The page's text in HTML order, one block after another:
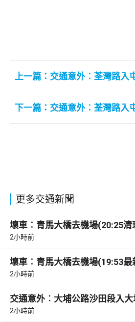
上一篇：交通意外︰荃灣路入
下一篇：交通意外︰荃灣路入
更多交通新聞
壞車︰青馬大橋去機場(20:25清
2小時前
壞車︰青馬大橋去機場(19:53最
2小時前
交通意外︰大埔公路沙田段入
2小時前